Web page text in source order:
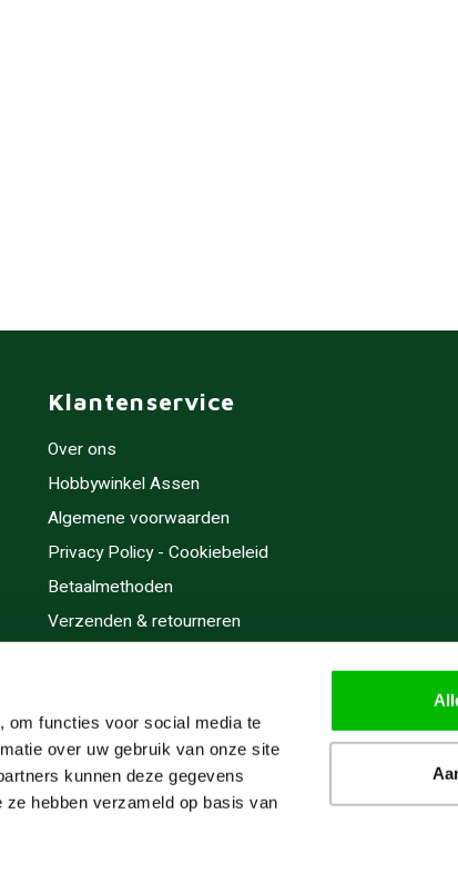
om functies voor social media te
over uw gebruik van onze site
kunnen deze gegevens
hebben verzameld op basis van
Klantenservice
Over ons
Hobbywinkel Assen
Algemene voorwaarden
Privacy Policy - Cookiebeleid
Betaalmethoden
Verzenden & retourneren
Cadeaubonnen
Inlijsten
Servicegebieden